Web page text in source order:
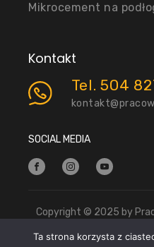
Mikrocement na
Kontakt
Tel. 504
SOCIAL MEDIA
Copyright © 2025 by
Warszawa |
Ta strona korzysta z